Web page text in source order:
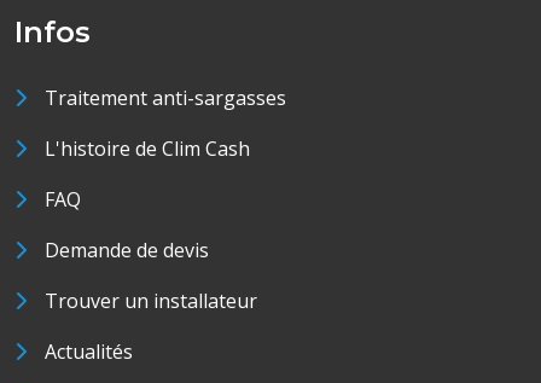
Infos
Traitement anti-sargasses
L'histoire de Clim Cash
FAQ
Demande de devis
Trouver un installateur
Actualités